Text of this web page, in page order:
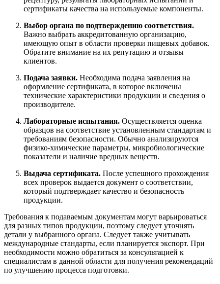
сертификаты качества на используемые компоненты.
Выбор органа по подтверждению соответствия.
Важно выбрать аккредитованную организацию,
имеющую опыт в области проверки пищевых добавок.
Обратите внимание на их репутацию и отзывы
клиентов.
Подача заявки. Необходима подача заявления на
оформление сертификата, в которое включены
технические характеристики продукции и сведения о
производителе.
Лабораторные испытания. Осуществляется оценка
образцов на соответствие установленным стандартам и
требованиям безопасности. Обычно анализируются
физико-химические параметры, микробиологические
показатели и наличие вредных веществ.
Выдача сертификата. После успешного прохождения
всех проверок выдается документ о соответствии,
который подтверждает качество и безопасность
продукции.
Требования к подаваемым документам могут варьироваться
для разных типов продукции, поэтому следует уточнять
детали у выбранного органа. Следует также учитывать
международные стандарты, если планируется экспорт. При
необходимости можно обратиться за консультацией к
специалистам в данной области для получения рекомендаций
по улучшению процесса подготовки.